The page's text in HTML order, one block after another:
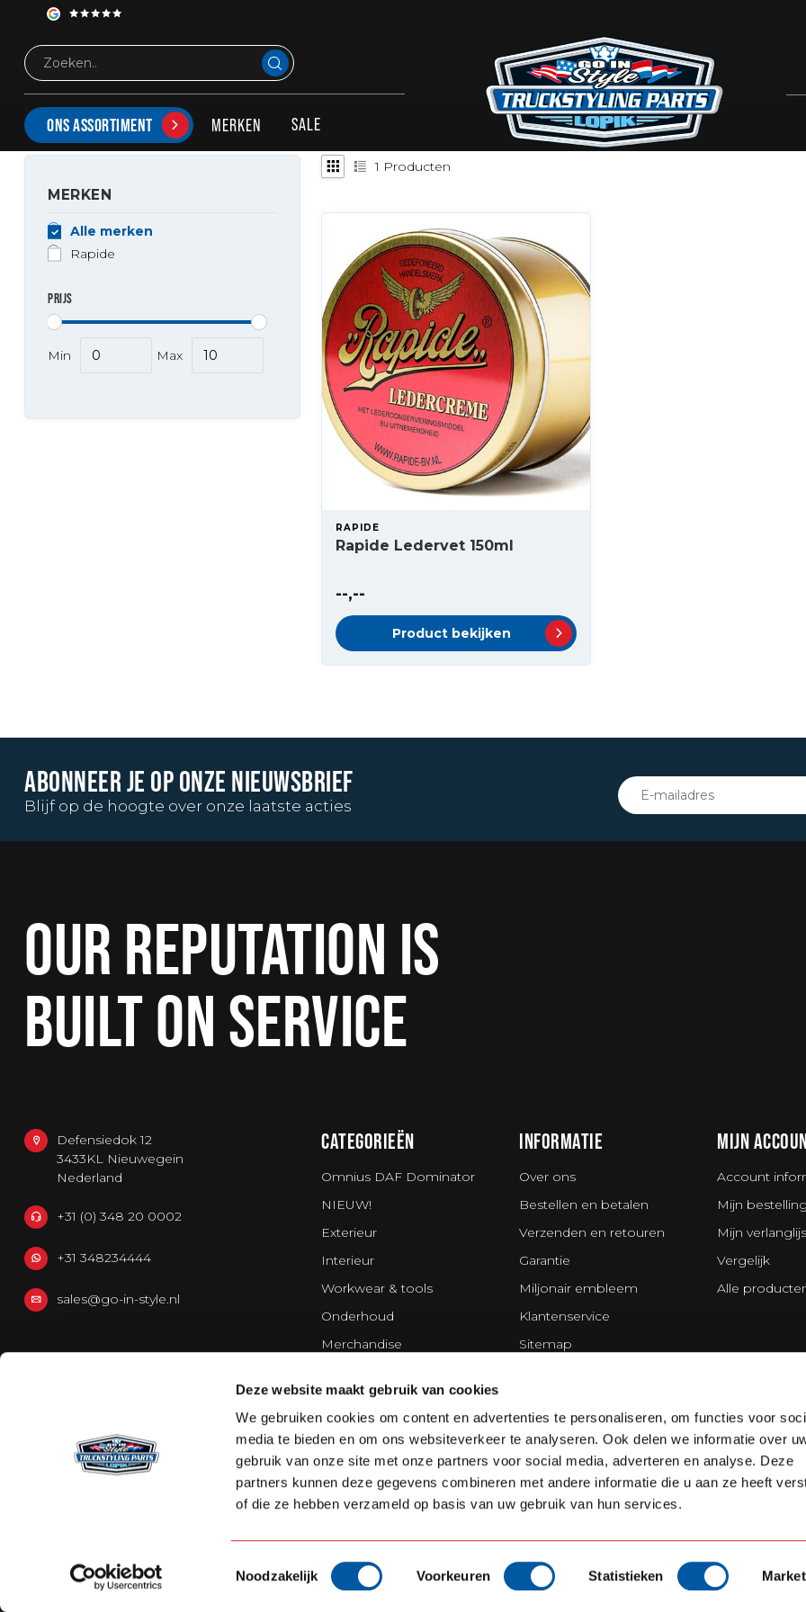
Deze website maakt gebruik van cookies
We gebruiken cookies om content en advertenties te personaliseren, om functies voor
media te bieden en om ons websiteverkeer te analyseren. Ook delen we informatie over
gebruik van onze site met onze partners voor social media, adverteren en analyse. Deze
partners kunnen deze gegevens combineren met andere informatie die u aan ze heeft
of die ze hebben verzameld op basis van uw gebruik van hun services.
Toestemmingsselectie
Noodzakelijk Voorkeuren Statistieken
ONS ASSORTIMENT MERKEN SALE
PRODUCTEN GETAGD MET 150ML RAPIDE
MERKEN
Alle merken
Rapide
PRIJS
Min Max
1 Producten
RAPIDE
Rapide Ledervet 150ml
--,--
Product bekijken
ABONNEER JE OP ONZE NIEUWSBRIEF
Blijf op de hoogte over onze laatste acties
OUR REPUTATION IS
BUILT ON SERVICE
Defensiedok 12
3433KL Nieuwegein
Nederland
+31 (0) 348 20 0002
+31 348234444
sales@go-in-style.nl
CATEGORIEËN
Omnius DAF Dominator
NIEUW!
Exterieur
Interieur
Workwear & tools
Onderhoud
Merchandise
Strands Lighting Division
INFORMATIE
Over ons
Bestellen en betalen
Verzenden en retouren
Garantie
Miljonair embleem
Klantenservice
Sitemap
Algemene voorwaarden
Cookie policy
MIJN
Account
Mijn
Mijn
Vergelijk
Alle